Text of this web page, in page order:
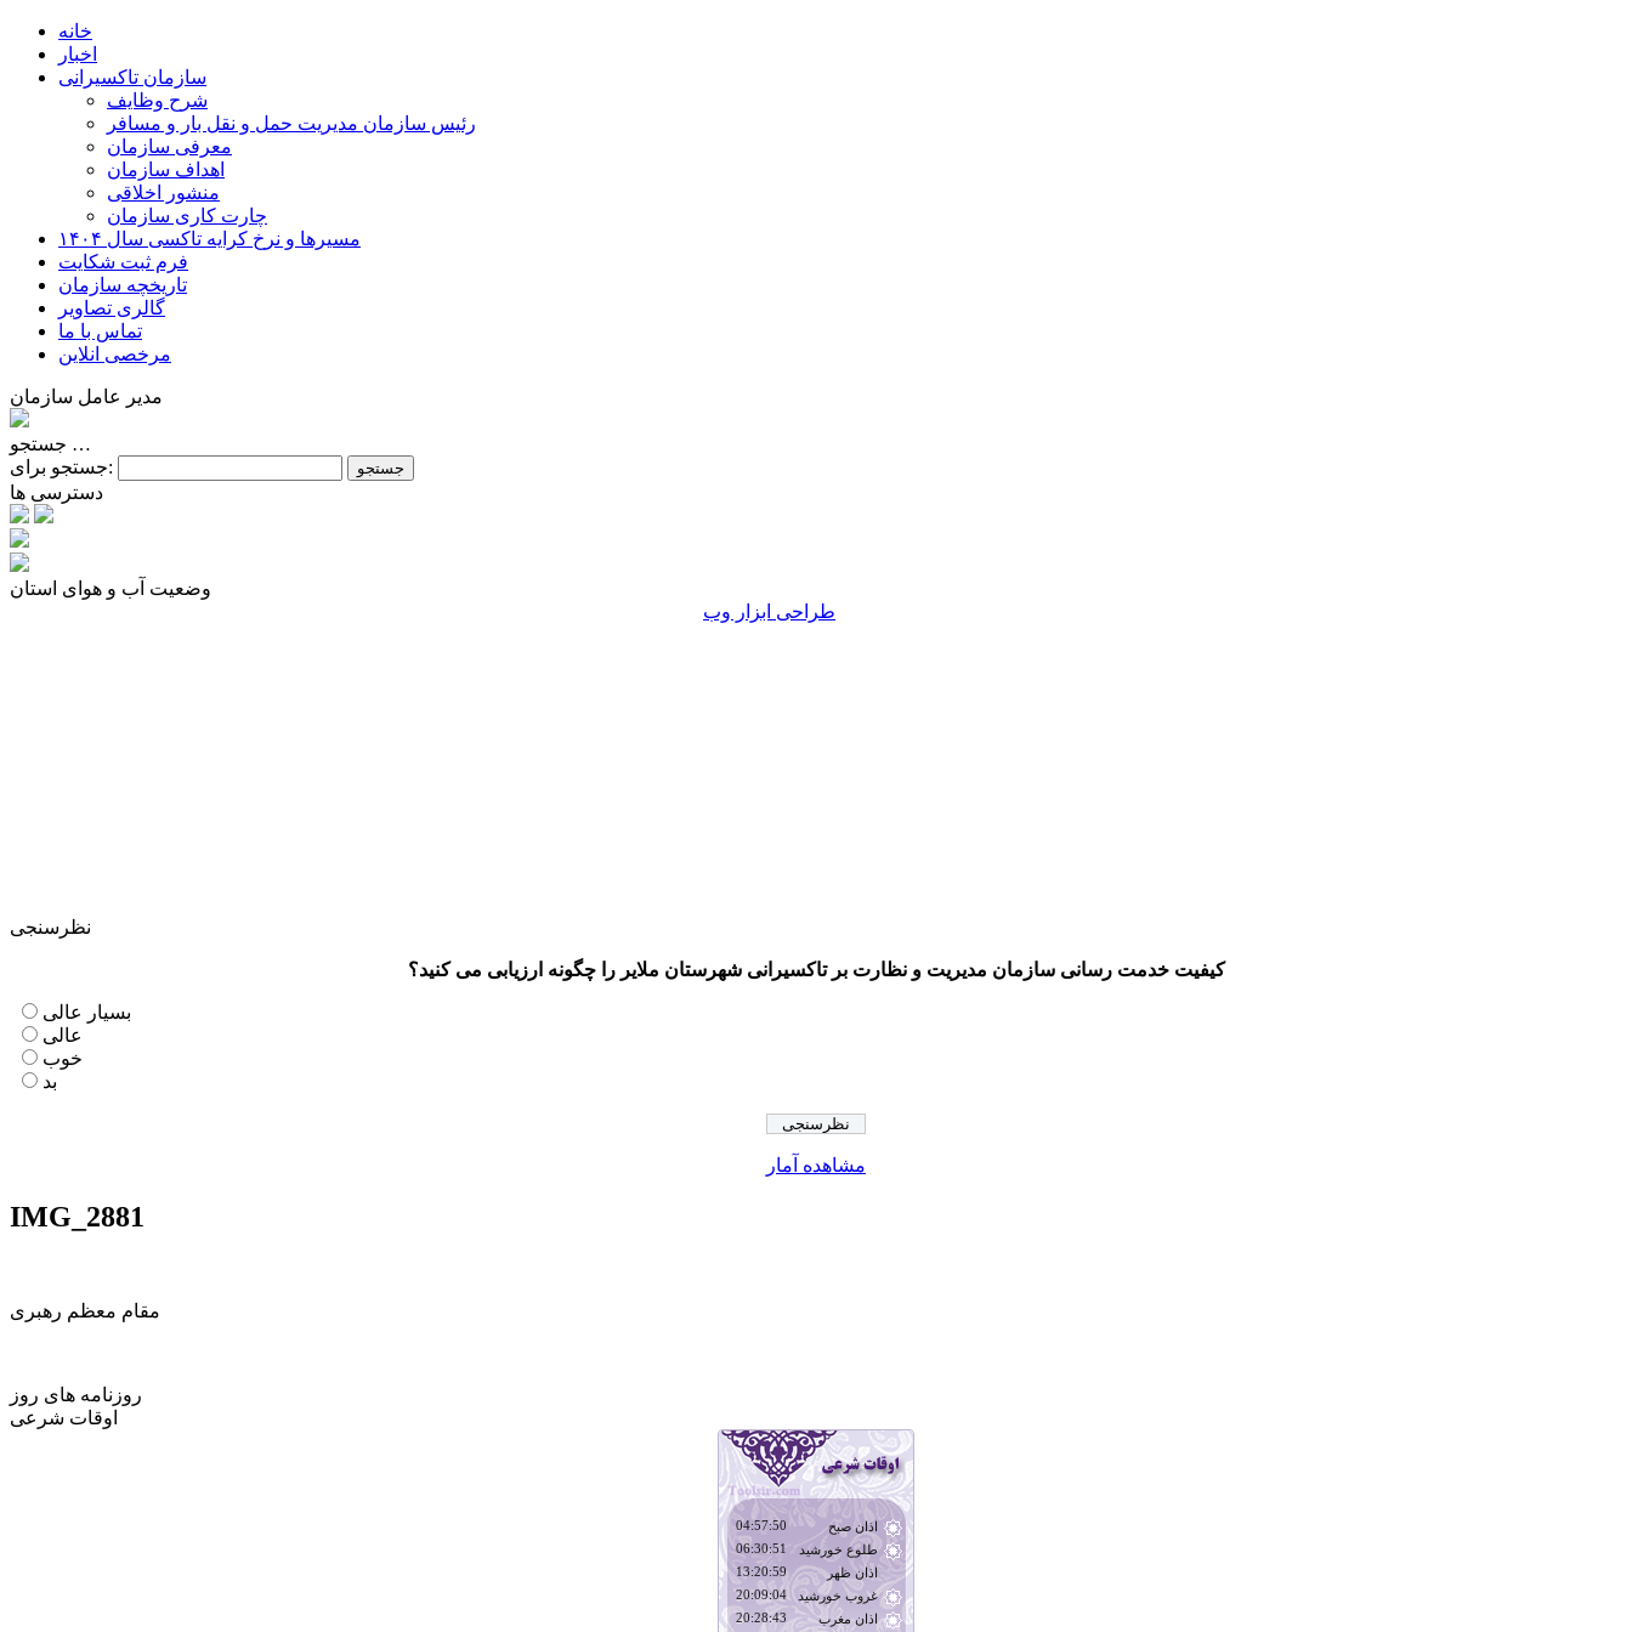
خانه
اخبار
سازمان تاکسیرانی
شرح وظایف
رئیس سازمان مديريت حمل و نقل بار و مسافر
معرفی سازمان
اهداف سازمان
منشور اخلاقی
چارت کاری سازمان
مسیرها و نرخ کرایه تاکسی سال ۱۴۰۴
فرم ثبت شکایت
تاریخچه سازمان
گالری تصاویر
تماس با ما
مرخصی انلاین
مدیر عامل سازمان
جستجو …
جستجو برای:
دسترسی ها
وضعیت آب و هوای استان
نظرسنجی
کیفیت خدمت رسانی سازمان مدیریت و نظارت بر تاکسیرانی شهرستان ملایر را چگونه ارزیابی می کنید؟
بسیار عالی
عالی
خوب
بد
مشاهده آمار
IMG_2881
مقام معظم رهبری
روزنامه های روز
اوقات شرعی